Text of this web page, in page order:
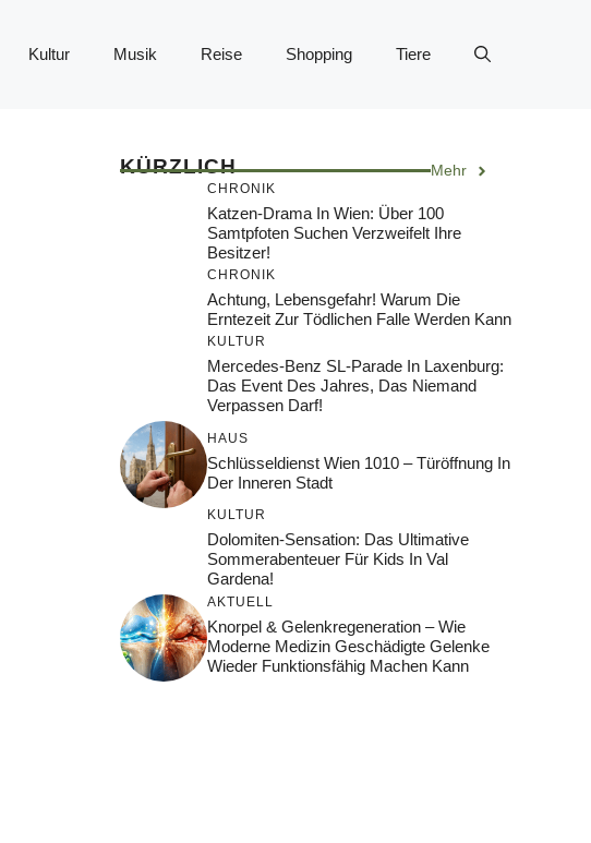
Kultur Musik Reise Shopping Tiere
KÜRZLICH Mehr
CHRONIK
Katzen-Drama In Wien: Über 100
Samtpfoten Suchen Verzweifelt Ihre
Besitzer!
CHRONIK
Achtung, Lebensgefahr! Warum Die
Erntezeit Zur Tödlichen Falle Werden Kann
KULTUR
Mercedes-Benz SL-Parade In Laxenburg:
Das Event Des Jahres, Das Niemand
Verpassen Darf!
HAUS
Schlüsseldienst Wien 1010 – Türöffnung In
Der Inneren Stadt
KULTUR
Dolomiten-Sensation: Das Ultimative
Sommerabenteuer Für Kids In Val
Gardena!
AKTUELL
Knorpel & Gelenkregeneration – Wie
Moderne Medizin Geschädigte Gelenke
Wieder Funktionsfähig Machen Kann